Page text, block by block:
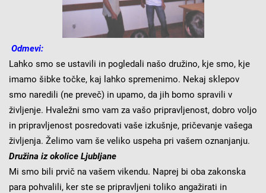
Odmevi:
Lahko smo se ustavili in pogledali našo družino, kje smo, kje
imamo šibke točke, kaj lahko spremenimo. Nekaj sklepov
smo naredili (ne preveč) in upamo, da jih bomo spravili v
življenje. Hvaležni smo vam za vašo pripravljenost, dobro voljo
in pripravljenost posredovati vaše izkušnje, pričevanje vašega
življenja. Želimo vam še veliko uspeha pri vašem oznanjanju.
Družina iz okolice Ljubljane
Mi smo bili prvič na vašem vikendu. Naprej bi oba zakonska
para pohvalili, ker ste se pripravljeni toliko angažirati in